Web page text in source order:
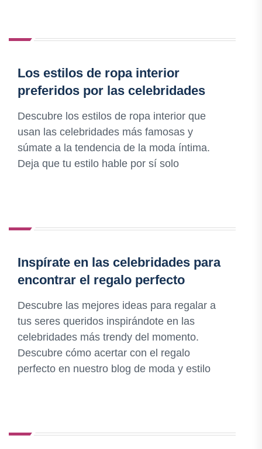
Los estilos de ropa interior
preferidos por las celebridades
Descubre los estilos de ropa interior que
usan las celebridades más famosas y
súmate a la tendencia de la moda íntima.
Deja que tu estilo hable por sí solo
Inspírate en las celebridades para
encontrar el regalo perfecto
Descubre las mejores ideas para regalar a
tus seres queridos inspirándote en las
celebridades más trendy del momento.
Descubre cómo acertar con el regalo
perfecto en nuestro blog de moda y estilo